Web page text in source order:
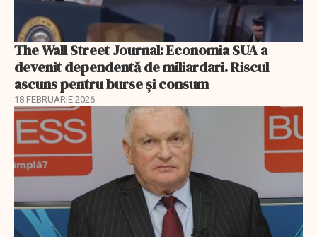
The Wall Street Journal: Economia SUA a
devenit dependentă de miliardari. Riscul
ascuns pentru burse și consum
18 FEBRUARIE 2026
EXCLUSIV